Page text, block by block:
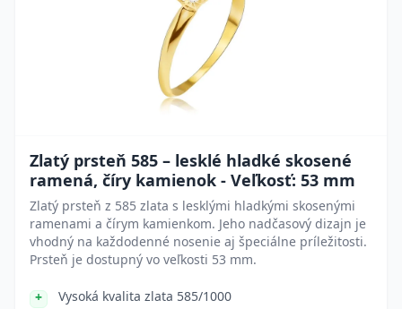
Zlatý prsteň 585 – lesklé hladké skosené
ramená, číry kamienok - Veľkosť: 53 mm
Zlatý prsteň z 585 zlata s lesklými hladkými skosenými
ramenami a čírym kamienkom. Jeho nadčasový dizajn je
vhodný na každodenné nosenie aj špeciálne príležitosti.
Prsteň je dostupný vo veľkosti 53 mm.
Vysoká kvalita zlata 585/1000